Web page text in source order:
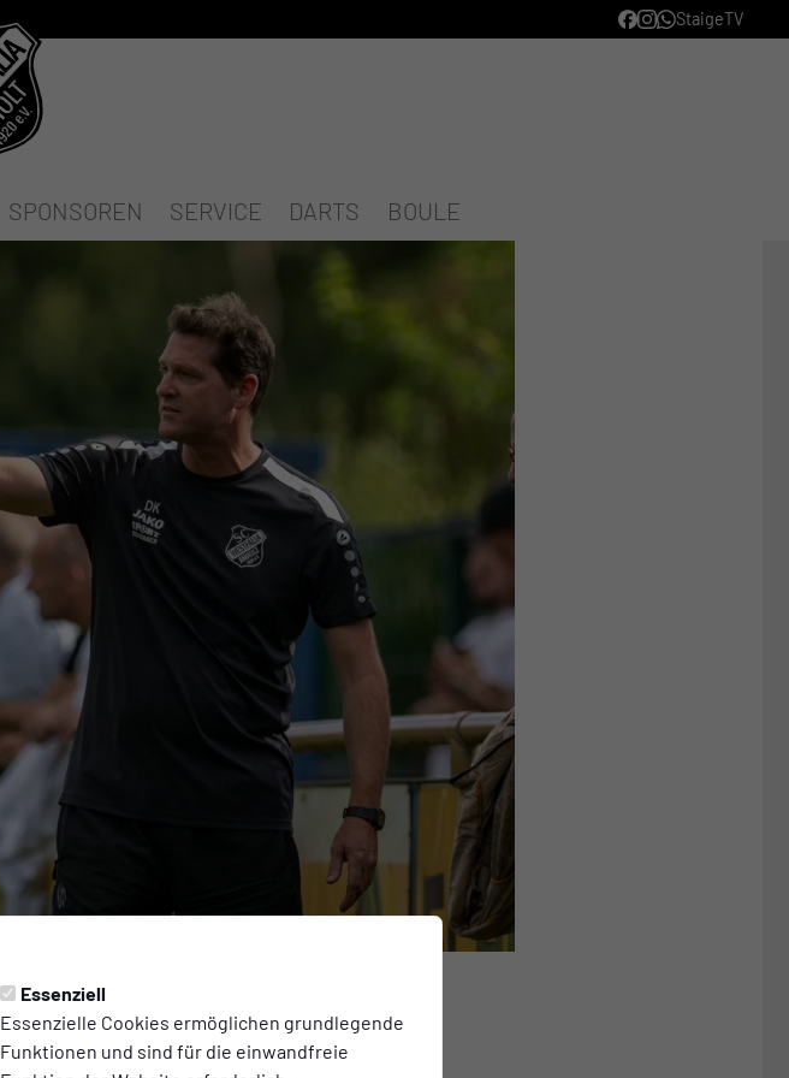
Essenziell
Essenzielle Cookies ermöglichen grundlegende
Funktionen und sind für die einwandfreie
StaigeTV
SPONSOREN SERVICE DARTS BOULE